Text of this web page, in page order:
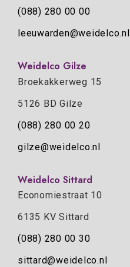
(088) 280 00 00
leeuwarden@weidelco.nl
Weidelco Gilze
Broekakkerweg 15
5126 BD Gilze
(088) 280 00 20
gilze@weidelco.nl
Weidelco Sittard
Economiestraat 10
6135 KV Sittard
(088) 280 00 30
sittard@weidelco.nl